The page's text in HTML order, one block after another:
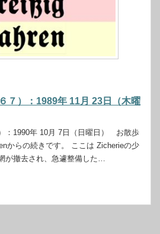
７）：1989年 11月 23日（木曜
：1990年 10月 7日（日曜日） お散歩
からの続きです。 ここは Zicherieの少
が撤去され、急遽整備した…